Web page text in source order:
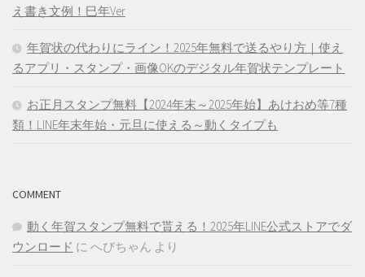
え書き文例！巳年Ver
年賀状の代わりにライン！2025年無料で送るやり方｜使え
るアプリ・スタンプ・画像OKのデジタル年賀状テンプレート
お正月スタンプ無料【2024年末～2025年始】あけおめ等7種
類！LINE年末年始・元旦に使える～動くタイプも
COMMENT
動く年賀スタンプ無料で貰える！2025年LINE公式ストアでダ
ウンロード に へびちゃん より